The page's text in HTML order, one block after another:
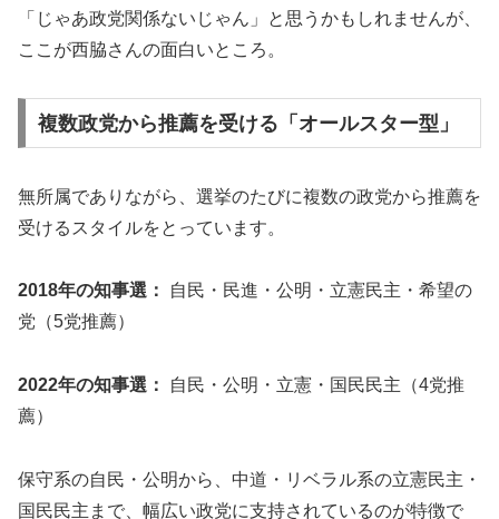
「じゃあ政党関係ないじゃん」と思うかもしれませんが、
ここが西脇さんの面白いところ。
複数政党から推薦を受ける「オールスター型」
無所属でありながら、選挙のたびに複数の政党から推薦を
受けるスタイルをとっています。
2018年の知事選：
自民・民進・公明・立憲民主・希望の
党（5党推薦）
2022年の知事選：
自民・公明・立憲・国民民主（4党推
薦）
保守系の自民・公明から、中道・リベラル系の立憲民主・
国民民主まで、幅広い政党に支持されているのが特徴で